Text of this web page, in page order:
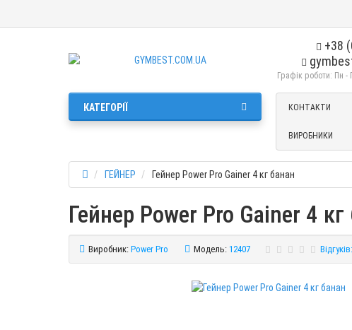
+38
Графік роботи: Пн -
КАТЕГОРІЇ КОНТАКТИ
ВИРОБНИКИ
ГЕЙНЕР Гейнер Power Pro Gainer 4 кг банан
Гейнер Power Pro Gainer 4 кг
Виробник: Power Pro Модель: 12407